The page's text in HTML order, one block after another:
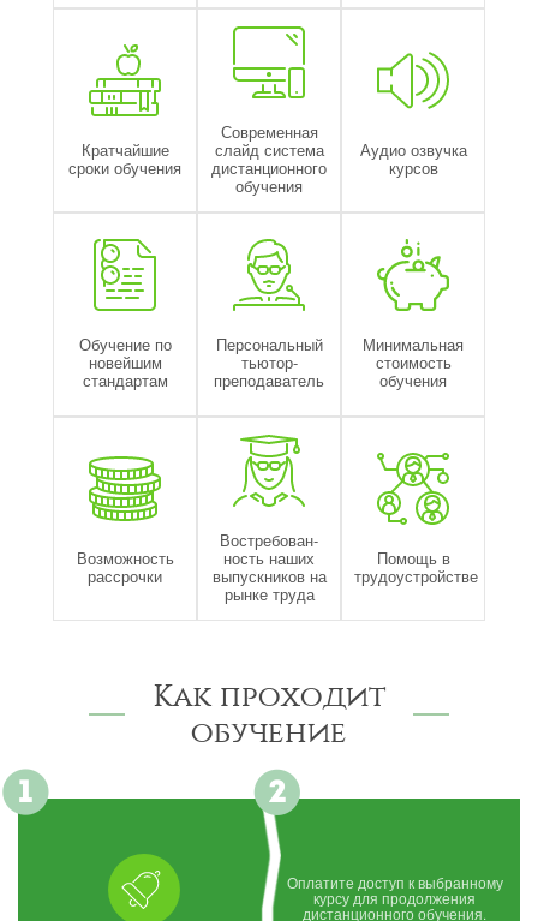
Кратчайшие
сроки обучения
Современная
слайд система
дистанционного
обучения
Аудио озвучка
курсов
Обучение по
новейшим
стандартам
Персональный
тьютор-
преподаватель
Минимальная
стоимость
обучения
Возможность
рассрочки
Востребован-
ность наших
выпускников на
рынке труда
Помощь в
трудоустройстве
Как проходит
обучение
Оплатите доступ к выбранному
курсу для продолжения
дистанционного обучения.